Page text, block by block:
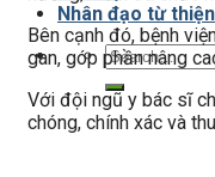
Nhân đạo từ thiện
Bên cạnh đó, bệnh
gan, góp phần nâng
Với đội ngũ y bác sĩ
chóng, chính xác và